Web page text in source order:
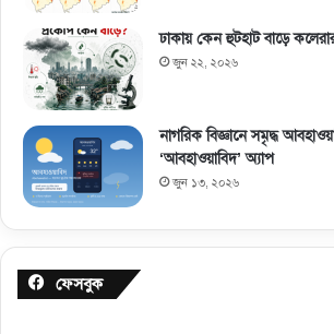
ঢাকায় কেন হুটহাট বাড়ে
জুন ২২, ২০২৬
নাগরিক বিজ্ঞানে সমৃদ্ধ আবহাওয়া
‘আবহাওয়াবিদ’ অ্যাপ
জুন ১৩, ২০২৬
ফেসবুক